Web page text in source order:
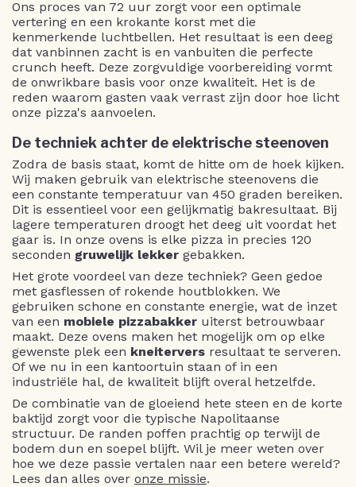
Ons proces van 72 uur zorgt voor een optimale
vertering en een krokante korst met die
kenmerkende luchtbellen. Het resultaat is een deeg
dat vanbinnen zacht is en vanbuiten die perfecte
crunch heeft. Deze zorgvuldige voorbereiding vormt
de onwrikbare basis voor onze kwaliteit. Het is de
reden waarom gasten vaak verrast zijn door hoe licht
onze pizza's aanvoelen.
De techniek achter de elektrische steenoven
Zodra de basis staat, komt de hitte om de hoek kijken.
Wij maken gebruik van elektrische steenovens die
een constante temperatuur van 450 graden bereiken.
Dit is essentieel voor een gelijkmatig bakresultaat. Bij
lagere temperaturen droogt het deeg uit voordat het
gaar is. In onze ovens is elke pizza in precies 120
seconden gruwelijk lekker gebakken.
Het grote voordeel van deze techniek? Geen gedoe
met gasflessen of rokende houtblokken. We
gebruiken schone en constante energie, wat de inzet
van een mobiele pizzabakker uiterst betrouwbaar
maakt. Deze ovens maken het mogelijk om op elke
gewenste plek een kneitervers resultaat te serveren.
Of we nu in een kantoortuin staan of in een
industriële hal, de kwaliteit blijft overal hetzelfde.
De combinatie van de gloeiend hete steen en de korte
baktijd zorgt voor die typische Napolitaanse
structuur. De randen poffen prachtig op terwijl de
bodem dun en soepel blijft. Wil je meer weten over
hoe we deze passie vertalen naar een betere wereld?
Lees dan alles over onze missie.